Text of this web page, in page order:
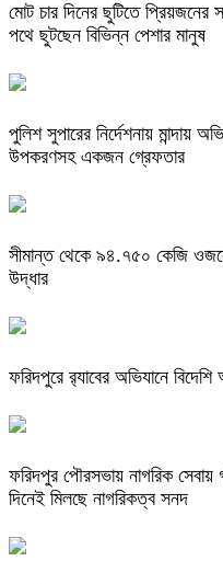
মোট চার দিনের ছুটিতে
পথে ছুটছেন বিভিন্ন পেশার মানুষ
পুলিশ সুপারের নির্দেশনায় মান্দায়
উপকরণসহ একজন গ্রেফতার
সীমান্ত থেকে ৯৪.৭৫০ কেজি
উদ্ধার
ফরিদপুরে র‌্যাবের অভিযানে
ফরিদপুর পৌরসভায় নাগরিক
দিনেই মিলছে নাগরিকত্ব সনদ